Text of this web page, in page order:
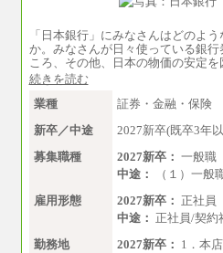
「日本銀行」にみなさんはどのよ
か。みなさんが日々使っている銀
ころ、その他、日本の物価の安定を
続きを読む
業種
証券・金融・保険
新卒／中途
2027新卒(既卒3年
募集職種
2027新卒： 一般職
中途：
（１）一
雇用形態
2027新卒： 正社員
中途： 正社員/契約
勤務地
2027新卒： 1．